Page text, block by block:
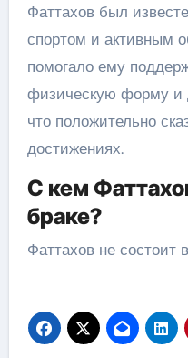
Фаттахов был
спортом и активным
помогало ему
физическую форму и
что положительно
достижениях.
С кем
браке?
Фаттахов не состоит